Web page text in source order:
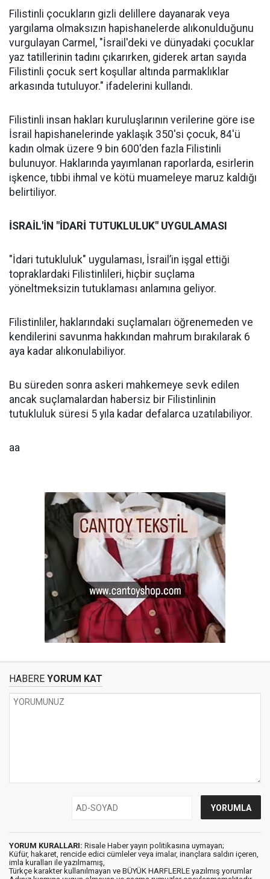
Filistinli çocukların gizli delillere dayanarak veya
yargılama olmaksızın hapishanelerde alıkonulduğunu
vurgulayan Carmel, "İsrail'deki ve dünyadaki çocuklar
yaz tatillerinin tadını çıkarırken, giderek artan sayıda
Filistinli çocuk sert koşullar altında parmaklıklar
arkasında tutuluyor." ifadelerini kullandı.
Filistinli insan hakları kuruluşlarının verilerine göre ise
İsrail hapishanelerinde yaklaşık 350'si çocuk, 84'ü
kadın olmak üzere 9 bin 600'den fazla Filistinli
bulunuyor. Haklarında yayımlanan raporlarda, esirlerin
işkence, tıbbi ihmal ve kötü muameleye maruz kaldığı
belirtiliyor.
İSRAİL'İN "İDARİ TUTUKLULUK" UYGULAMASI
"İdari tutukluluk" uygulaması, İsrail’in işgal ettiği
topraklardaki Filistinlileri, hiçbir suçlama
yöneltmeksizin tutuklaması anlamına geliyor.
Filistinliler, haklarındaki suçlamaları öğrenemeden ve
kendilerini savunma hakkından mahrum bırakılarak 6
aya kadar alıkonulabiliyor.
Bu süreden sonra askeri mahkemeye sevk edilen
ancak suçlamalardan habersiz bir Filistinlinin
tutukluluk süresi 5 yıla kadar defalarca uzatılabiliyor.
aa
HABERE YORUM KAT
YORUM KURALLARI: Risale Haber yayın politikasına uymayan;
Küfür, hakaret, rencide edici cümleler veya imalar, inançlara saldırı içeren,
imla kuralları ile yazılmamış,
Türkçe karakter kullanılmayan ve BÜYÜK HARFLERLE yazılmış yorumlar